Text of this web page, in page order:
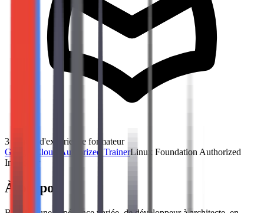
3
années d'expérience formateur
Google Cloud Authorized TrainerLinux Foundation Authorized
Instructor
À propos